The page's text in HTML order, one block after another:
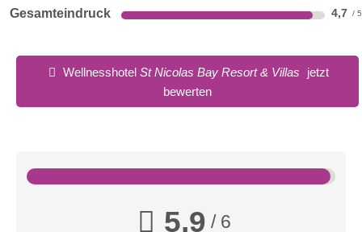
Gesamteindruck 4,7
Wellnesshotel St Nicolas Bay Resort & Villas
jetzt
bewerten
5,9 / 6